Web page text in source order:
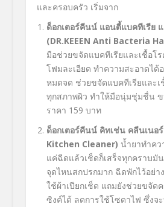
และครอบครัว เริ่มจาก
ด็อกเตอร์คีนน์ แอนตี้แบคทีเรีย
(DR.KEEEN Anti Bacteria
มือช่วยขจัดแบคทีเรียและเชื้อโร
โฟมละเอียด ทำความสะอาดได้
หมดจด ช่วยขจัดแบคทีเรียและ
ทุกสภาพผิว ทำให้มือนุ่มชุ่มชื่น
ราคา 159 บาท
ด็อกเตอร์คีนน์ คิทเช่น คลีนเนอ
Kitchen Cleaner) น้ำยาทำคว
แค่ฉีดแล้วเช็ดก็เสร็จทุกคราบมั
จุดไหนสกปรกมาก ฉีดพักไว้อย่า
ใช้ผ้าเปียกเช็ด แถมยังช่วยขจัด
ซิงค์ได้ ลดการใช้โซดาไฟ ซึ่งจ